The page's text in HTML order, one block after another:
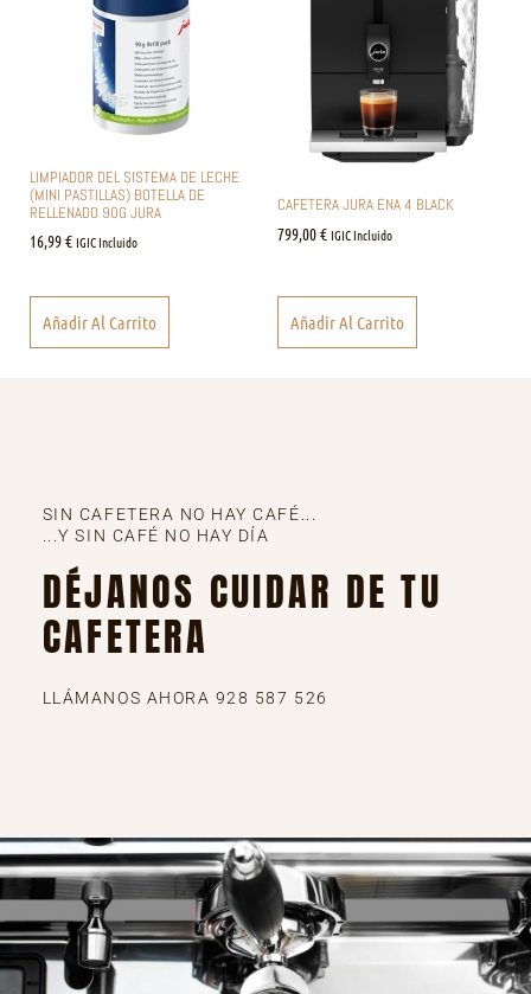
LIMPIADOR DEL SISTEMA DE LECHE
(MINI PASTILLAS) BOTELLA DE
RELLENADO 90G JURA
16,99€ IGIC Incluido
Añadir Al Carrito
CAFETERA JURA ENA 4 BLACK
799,00€ IGIC Incluido
Añadir Al Carrito
SIN CAFETERA NO HAY CAFÉ...
...Y SIN CAFÉ NO HAY DÍA
DÉJANOS CUIDAR DE TU
CAFETERA
LLÁMANOS AHORA 928 587 526